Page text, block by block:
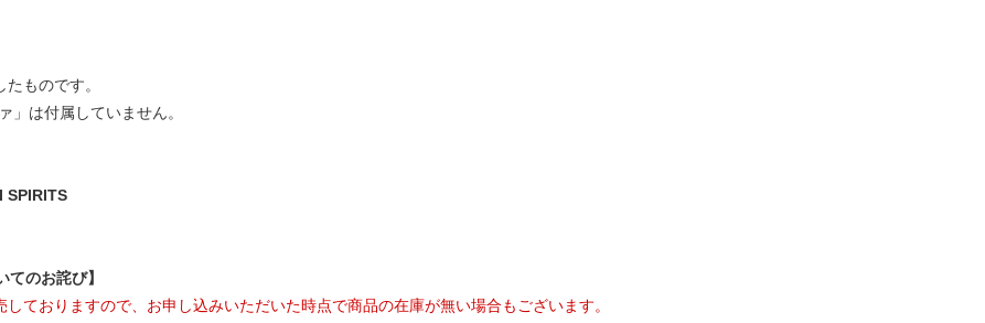
ものです。
は付属していません。
SPIRITS
てのお詫び】
ておりますので、お申し込みいただいた時点で商品の在庫が無い場合もございます。